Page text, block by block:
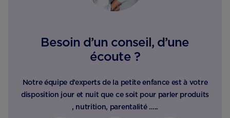
Besoin d’un conseil, d’une
écoute ?
Notre équipe d’experts de la petite enfance est à votre
disposition jour et nuit que ce soit pour parler produits
, nutrition, parentalité …..